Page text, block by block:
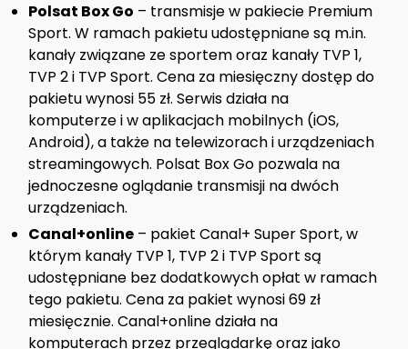
Polsat Box Go – transmisje w pakiecie Premium
Sport. W ramach pakietu udostępniane są m.in.
kanały związane ze sportem oraz kanały TVP 1,
TVP 2 i TVP Sport. Cena za miesięczny dostęp do
pakietu wynosi 55 zł. Serwis działa na
komputerze i w aplikacjach mobilnych (iOS,
Android), a także na telewizorach i urządzeniach
streamingowych. Polsat Box Go pozwala na
jednoczesne oglądanie transmisji na dwóch
urządzeniach.
Canal+online – pakiet Canal+ Super Sport, w
którym kanały TVP 1, TVP 2 i TVP Sport są
udostępniane bez dodatkowych opłat w ramach
tego pakietu. Cena za pakiet wynosi 69 zł
miesięcznie. Canal+online działa na
komputerach przez przeglądarkę oraz jako